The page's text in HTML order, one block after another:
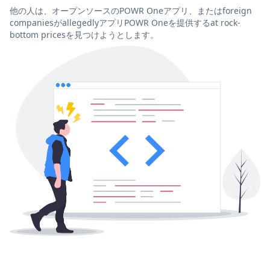
他の人は、オープンソースのPOWR Oneアプリ、またはforeign
companiesがallegedlyアプリPOWR Oneを提供するat rock-
bottom pricesを見つけようとします。